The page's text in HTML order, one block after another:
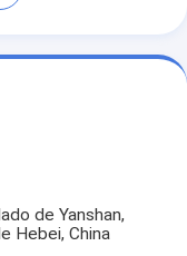
de Yanshan,
Hebei, China